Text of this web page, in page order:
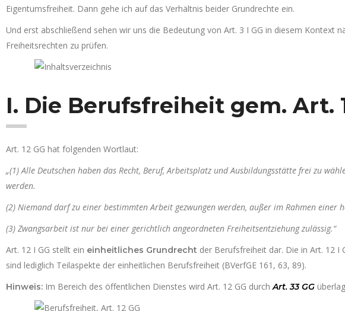
Eigentumsfreiheit. Dann gehe ich auf das Verhältnis beider Grundrechte ein.
Und erst abschließend sehen wir uns die Bedeutung von Art. 3 I GG in diesem
Freiheitsrechten zu prüfen.
I. Die Berufsfreiheit gem. Art.
Art. 12 GG hat folgenden Wortlaut:
„(1) Alle Deutschen haben das Recht, Beruf, Arbeitsplatz und Ausbildungsstätte frei zu
werden.
(2) Niemand darf zu einer bestimmten Arbeit gezwungen werden, außer im Rahmen
(3) Zwangsarbeit ist nur bei einer gerichtlich angeordneten Freiheitsentziehung zulässig.“
Art. 12 I GG stellt ein einheitliches Grundrecht der Berufsfreiheit dar. Die in Art. 12 I
sind lediglich Teilaspekte der einheitlichen Berufsfreiheit (BVerfGE 161, 63, 89).
Hinweis: Im Bereich des öffentlichen Dienstes wird Art. 12 GG durchArt. 33 GG